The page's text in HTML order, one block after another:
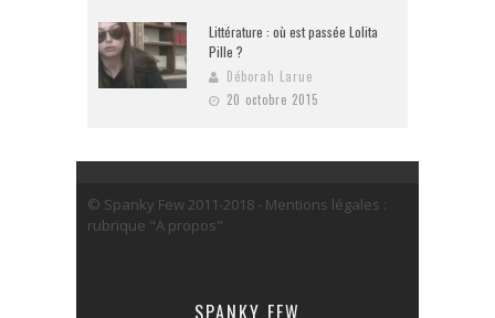
Littérature : où est passée Lolita
Pille ?
Déborah Larue
20 octobre 2015
© Spanky Few 2011-2018 - Mentions légales :
rubrique "A propos"
SPANKY FEW